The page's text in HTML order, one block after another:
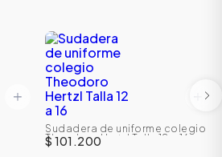
Sudadera de uniforme colegio
Theodoro Hertzl Talla 12 a 16
$ 101.200